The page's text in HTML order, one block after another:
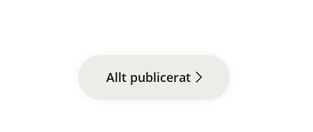
Allt publicerat